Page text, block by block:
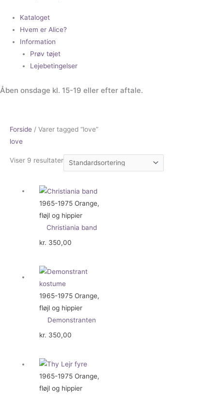
Kataloget
Hvem er Alice?
Information
Prøv tøjet
Lejebetingelser
Åben onsdage kl. 15-19 eller efter aftale.
Forside / Varer tagged “love”
love
Viser 9 resultater
1965-1975 Orange,
fløjl og hippier
Christiania band
kr. 350,00
1965-1975 Orange,
fløjl og hippier
Demonstranten
kr. 350,00
1965-1975 Orange,
fløjl og hippier